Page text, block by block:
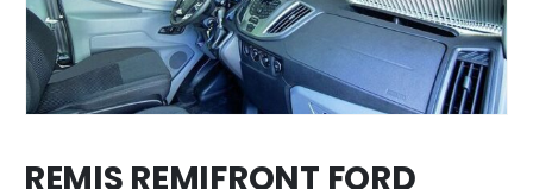
REMIS REMIFRONT FORD